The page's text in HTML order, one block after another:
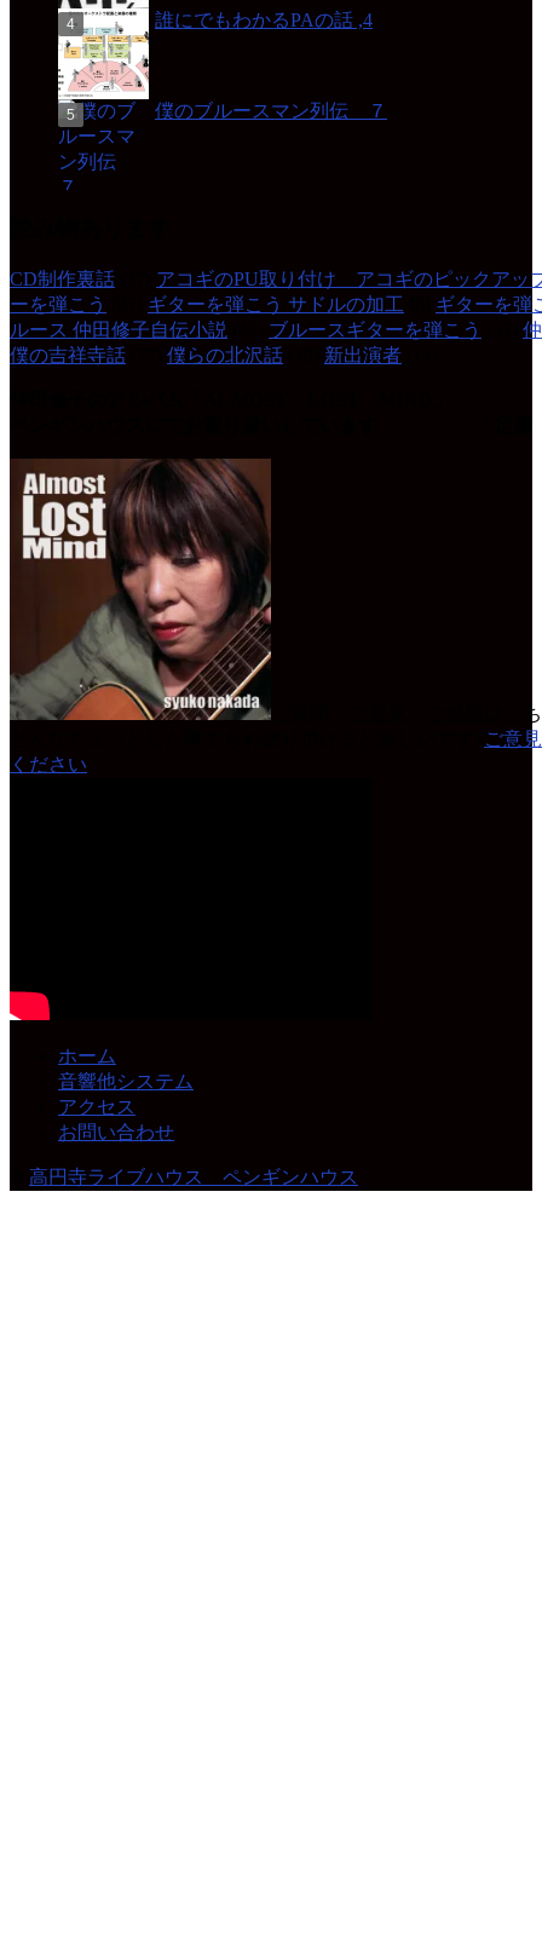
誰にでもわかるPAの話 ,4
僕のブルースマン列伝 ７
CD制作裏話
アコギのPU取り付け アコギのピックアッ
ーを弾こう
ギターを弾こう サドルの加工
ギターを弾
ルース 仲田修子自伝小説
ブルースギターを弾こう
僕の吉祥寺話
僕らの北沢話 新出演者
ご質問、ご意見、ご感想はこ
ご意
ください
ホーム
音響他システム
アクセス
お問い合わせ
高円寺ライブハウス ペンギンハウス